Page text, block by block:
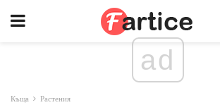
ad
Къща Растения